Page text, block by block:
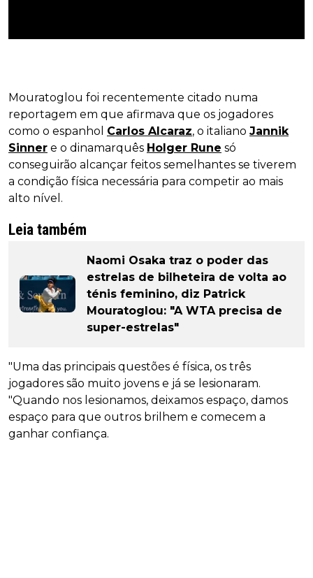
Mouratoglou foi recentemente citado numa
reportagem em que afirmava que os jogadores
como o espanhol Carlos Alcaraz, o italiano Jannik
Sinner e o dinamarquês Holger Rune só
conseguirão alcançar feitos semelhantes se tiverem
a condição física necessária para competir ao mais
alto nível.
Leia também
Naomi Osaka traz o poder das
estrelas de bilheteira de volta ao
ténis feminino, diz Patrick
Mouratoglou: "A WTA precisa de
super-estrelas"
"Uma das principais questões é física, os três
jogadores são muito jovens e já se lesionaram.
"Quando nos lesionamos, deixamos espaço, damos
espaço para que outros brilhem e comecem a
ganhar confiança.